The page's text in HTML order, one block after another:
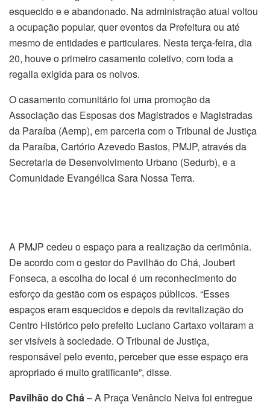
esquecido e e abandonado. Na administração atual voltou
a ocupação popular, quer eventos da Prefeitura ou até
mesmo de entidades e particulares. Nesta terça-feira, dia
20, houve o primeiro casamento coletivo, com toda a
regalia exigida para os noivos.
O casamento comunitário foi uma promoção da
Associação das Esposas dos Magistrados e Magistradas
da Paraíba (Aemp), em parceria com o Tribunal de Justiça
da Paraíba, Cartório Azevedo Bastos, PMJP, através da
Secretaria de Desenvolvimento Urbano (Sedurb), e a
Comunidade Evangélica Sara Nossa Terra.
A PMJP cedeu o espaço para a realização da cerimônia.
De acordo com o gestor do Pavilhão do Chá, Joubert
Fonseca, a escolha do local é um reconhecimento do
esforço da gestão com os espaços públicos. “Esses
espaços eram esquecidos e depois da revitalização do
Centro Histórico pelo prefeito Luciano Cartaxo voltaram a
ser visíveis à sociedade. O Tribunal de Justiça,
responsável pelo evento, perceber que esse espaço era
apropriado é muito gratificante”, disse.
Pavilhão do Chá– A Praça Venâncio Neiva foi entregue